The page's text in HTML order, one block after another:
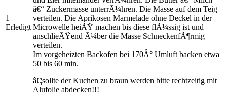
1
Erledigt
â€“ Zuckermasse unterrÃ¼hren. Die Masse auf dem Teig
verteilen. Die Aprikosen Marmelade ohne Deckel in der
Microwelle heiÃŸ machen bis diese flÃ¼ssig ist und
anschlieÃŸend Ã¼ber die Masse SchneckenfÃ¶rmig
verteilen.
Im vorgeheizten Backofen bei 170Â° Umluft backen etwa
50 bis 60 min.
â€¦sollte der Kuchen zu braun werden bitte rechtzeitig mit
Alufolie abdecken!!!